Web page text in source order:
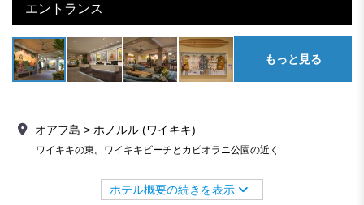
エントランス
もっと見る
オアフ島 > ホノルル (ワイキキ)
ワイキキの東。ワイキキビーチとカピオラニ公園の近く
ホテル概要の続きを表示